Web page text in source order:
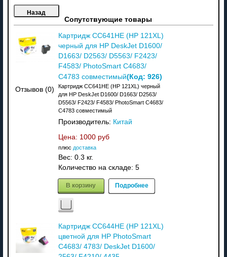
Сопутствующие товары
Отзывов (0)
Картридж CC641HE (HP 121XL)
черный для HP DeskJet D1600/
D1663/ D2563/ D5563/ F2423/
F4583/ PhotoSmart C4683/
C4783 совместимый(Код: 926)
Картридж CC641HE (HP 121XL) черный
для HP DeskJet D1600/ D1663/ D2563/
D5563/ F2423/ F4583/ PhotoSmart C4683/
C4783 совместимый
Производитель: Китай
Цена: 1000 руб
плюс доставка
Вес: 0.3 кг.
Количество на складе: 5
В корзину Подробнее
Картридж CC644HE (HP 121XL)
цветной для HP PhotoSmart
C4683/ 4783/ DeskJet D1600/